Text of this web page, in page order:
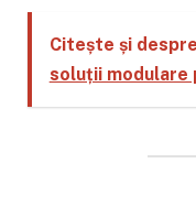
Citește și
soluții modulare